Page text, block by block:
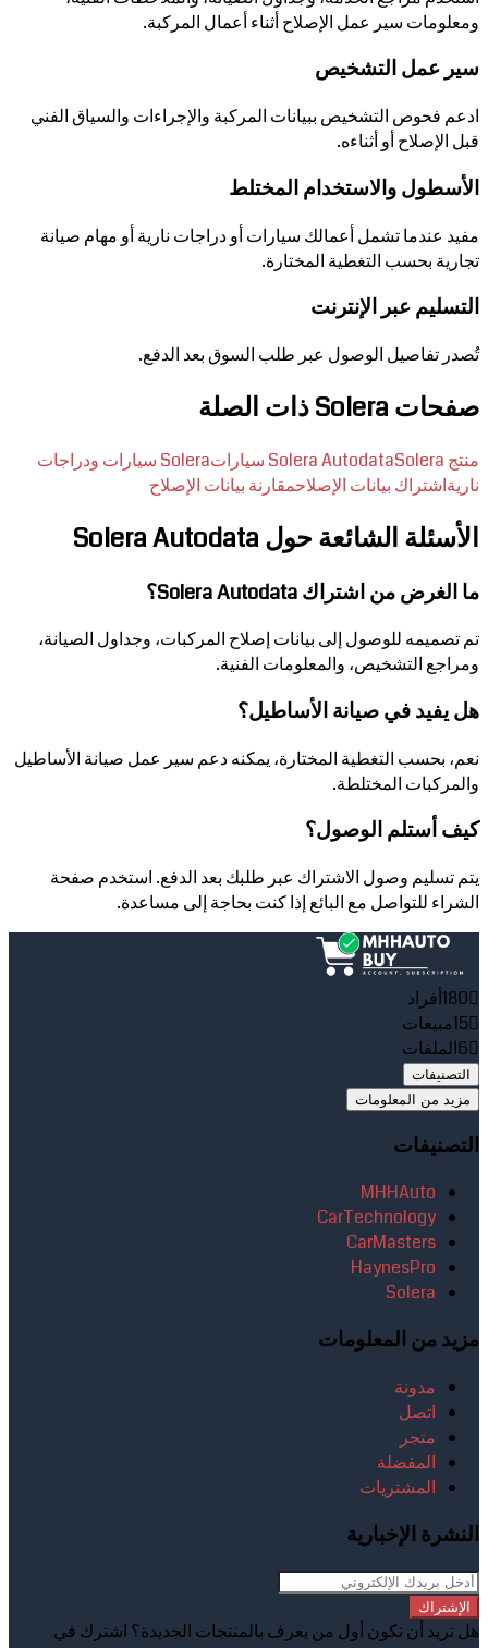
ومعلومات سير عمل الإصلاح أثناء أعمال المركبة.
سير عمل التشخيص
ادعم فحوص التشخيص ببيانات المركبة والإجراءات والسياق الفني
قبل الإصلاح أو أثناءه.
الأسطول والاستخدام المختلط
مفيد عندما تشمل أعمالك سيارات أو دراجات نارية أو مهام صيانة
تجارية بحسب التغطية المختارة.
التسليم عبر الإنترنت
تُصدر تفاصيل الوصول عبر طلب السوق بعد الدفع.
صفحات Solera ذات الصلة
منتج Solera Autodata Solera سيارات
Solera سيارات ودراجات
ناريةاشتراك بيانات الإصلاحمقارنة بيانات الإصلاح
الأسئلة الشائعة حول Solera Autodata
ما الغرض من اشتراك Solera Autodata؟
تم تصميمه للوصول إلى بيانات إصلاح المركبات، وجداول الصيانة،
ومراجع التشخيص، والمعلومات الفنية.
هل يفيد في صيانة الأساطيل؟
نعم، بحسب التغطية المختارة، يمكنه دعم سير عمل صيانة الأساطيل
والمركبات المختلطة.
كيف أستلم الوصول؟
يتم تسليم وصول الاشتراك عبر طلبك بعد الدفع. استخدم صفحة
الشراء للتواصل مع البائع إذا كنت بحاجة إلى مساعدة.
180أفراد
15مبيعات
6الملفات
التصنيفات
مزيد من المعلومات
التصنيفات
MHHAuto
CarTechnology
CarMasters
HaynesPro
Solera
مزيد من المعلومات
مدونة
اتصل
متجر
المفضلة
المشتريات
النشرة الإخبارية
الإشتراك
هل تريد أن تكون أول من يعرف بالمنتجات الجديدة؟ اشترك في